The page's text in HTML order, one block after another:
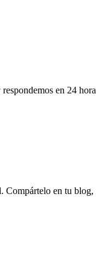
en 24
en tu blog,